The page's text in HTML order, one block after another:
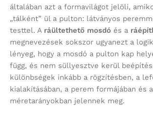
általában azt a formavilágot jelöli,
„tálként” ül a pulton: látványos
testtel. A ráültethető mosdó és a
megnevezések sokszor ugyanezt a
lényeg, hogy a mosdó a pulton kap
függ, és nem süllyesztve kerül
különbségek inkább a rögzítésben, a
kialakításában, a perem formájában és a
méretarányokban jelennek meg.